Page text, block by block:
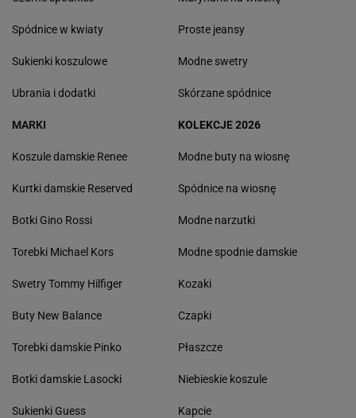
Spódnice w kwiaty
Sukienki koszulowe
Ubrania i dodatki
Proste jeansy
Modne swetry
Skórzane spódnice
MARKI
Koszule damskie Renee
Kurtki damskie Reserved
Botki Gino Rossi
Torebki Michael Kors
Swetry Tommy Hilfiger
Buty New Balance
Torebki damskie Pinko
Botki damskie Lasocki
Sukienki Guess
KOLEKCJE 2026
Modne buty na wiosnę
Spódnice na wiosnę
Modne narzutki
Modne spodnie damskie
Kozaki
Czapki
Płaszcze
Niebieskie koszule
Kapcie